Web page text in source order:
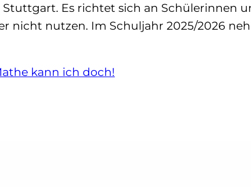
Es richtet sich an Schülerinnen
nicht nutzen. Im Schuljahr 2025/2026
kann ich doch!